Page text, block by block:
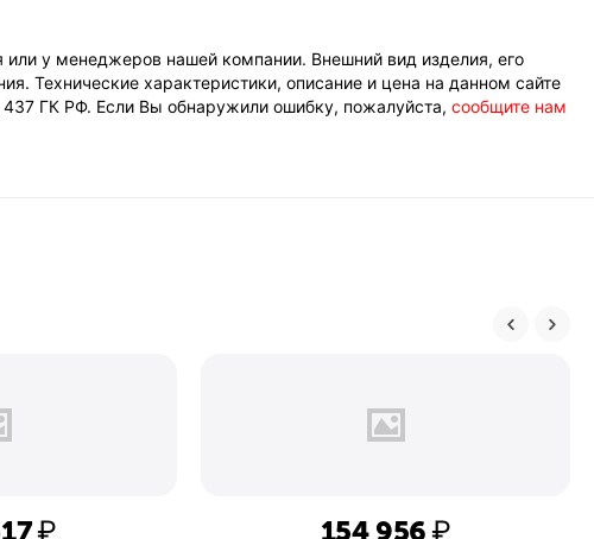
у менеджеров нашей компании. Внешний вид изделия, его
Технические характеристики, описание и цена на данном сайте
437 ГК РФ. Если Вы обнаружили ошибку, пожалуйста, сообщите нам
₽ 154 956₽